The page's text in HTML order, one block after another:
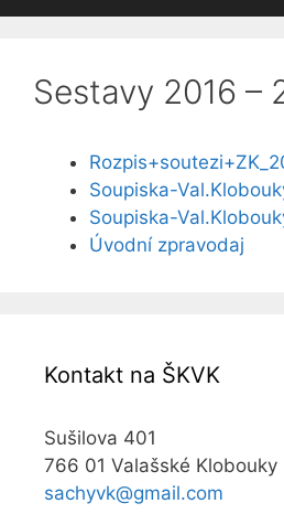
Sestavy 2016 –
Soupiska-
Soupiska-
Úvodní zpravodaj
Kontakt na ŠKVK
Sušilova 401
766 01 Valašské Klobouky
sachyvk@gmail.com